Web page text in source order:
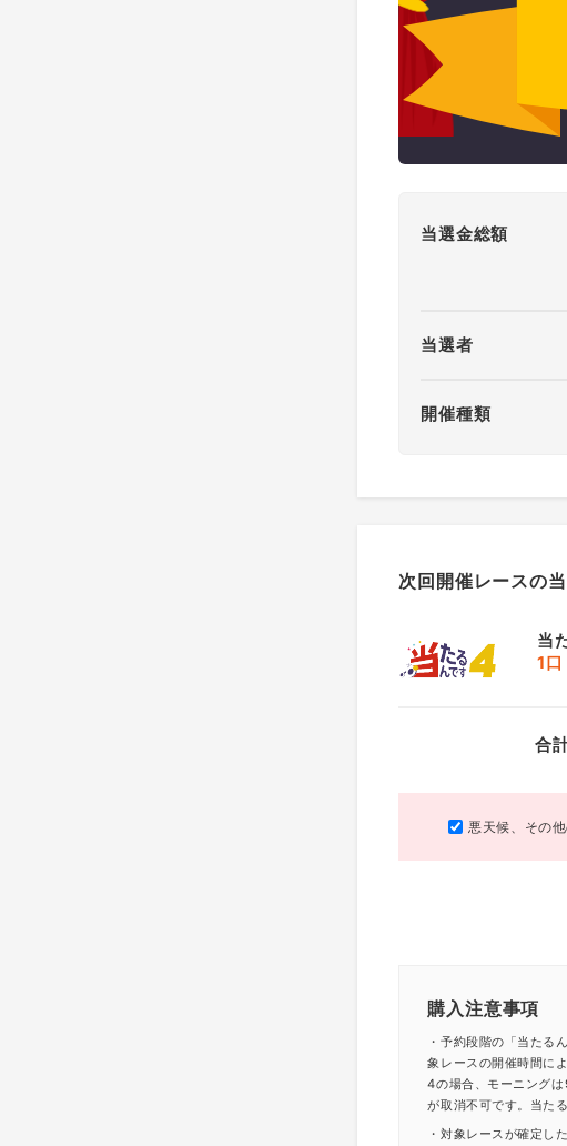
当選金総額
当選者
開催種類
次回開催レースの
当
1
合
悪天候、その
購入注意事項
・予約段階の「当たる
象レースの開催時間に
4の場合、モーニング
が取消不可です。当た
・対象レースが確定し